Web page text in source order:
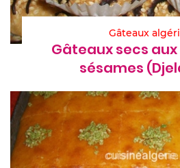
Gâteaux
Gâteaux secs
sésames